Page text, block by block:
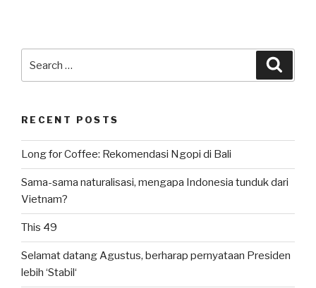
for:
RECENT POSTS
Long for Coffee: Rekomendasi Ngopi di Bali
Sama-sama naturalisasi, mengapa Indonesia tunduk dari
Vietnam?
This 49
Selamat datang Agustus, berharap pernyataan Presiden
lebih ‘Stabil‘